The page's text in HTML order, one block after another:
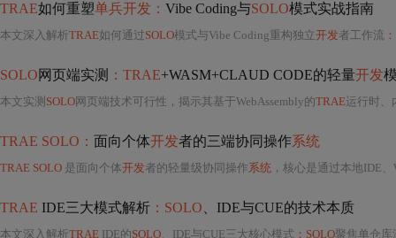
TRAE如何重塑单兵开发： Vibe Coding与SOLO模式实战指南
本文深入解析TRAE如何通过SOLO模式与Vibe Coding重构独立开发者工作流 ：
SOLO网页端实测 ：TRAE+WASM+CLAUD CODE的轻量开发
本文实测 SOLO网页端技术可行性，揭示其基于WebAssembly的TRAE运行时、
TRAE SOLO： 面向个体开发者的三端协同操作系统
TRAE SOLO 是面向个体开发者的轻量级协同操作系统 ，核心是通过本地IDE、Web控制台与移动
TRAE IDE三大模式解析 ：SOLO 、IDE与CUE的技术本质
本文深入解析TRAE IDE的SOLO、IDE与CUE三大核心模式 ：SOLO聚焦单仓库深度语义分析与本地知识蒸馏，依赖AST